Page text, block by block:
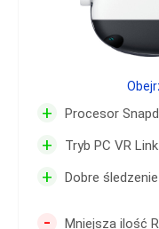
+ Procesor
+ Tryb PC VR
+ Dobre
- Mniejsza ilość